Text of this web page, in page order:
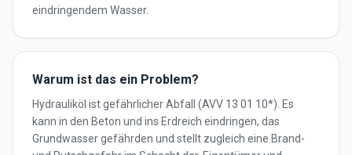
eindringendem Wasser.
Warum ist das ein Problem?
Hydrauliköl ist gefährlicher Abfall (AVV 13 01 10*). Es
kann in den Beton und ins Erdreich eindringen, das
Grundwasser gefährden und stellt zugleich eine Brand-